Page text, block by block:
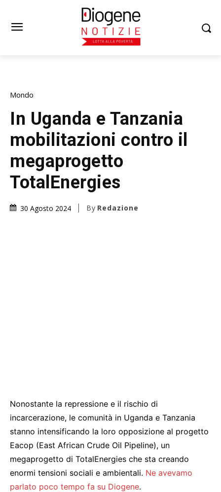
Mondo
In Uganda e Tanzania
mobilitazioni contro il
megaprogetto
TotalEnergies
30 Agosto 2024 By Redazione
Nonostante la repressione e il rischio di
incarcerazione, le comunità in Uganda e Tanzania
stanno intensificando la loro opposizione al progetto
Eacop (East African Crude Oil Pipeline), un
megaprogetto di TotalEnergies che sta creando
enormi tensioni sociali e ambientali. Ne avevamo
parlato poco tempo fa su Diogene.